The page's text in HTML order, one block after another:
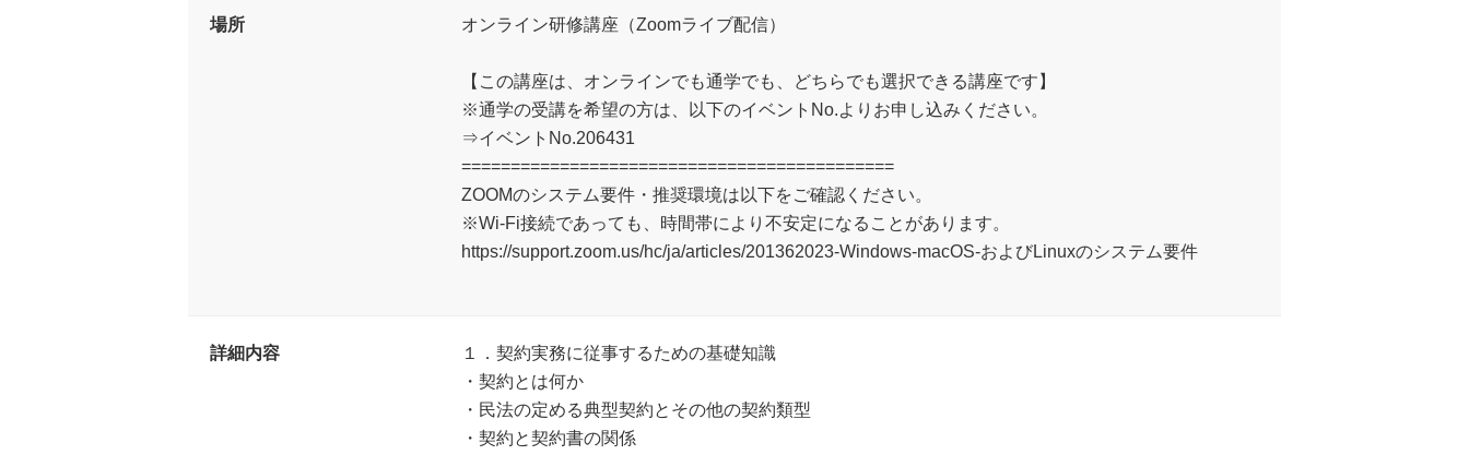
場所 オンライン研修講座（Zoomライブ配信）
【この講座は、オンラインでも通学でも、どちらでも選択できる講座です】
※通学の受講を希望の方は、以下のイベントNo.よりお申し込みください。
⇒イベントNo.206431
============================================
ZOOMのシステム要件・推奨環境は以下をご確認ください。
※Wi-Fi接続であっても、時間帯により不安定になることがあります。
https://support.zoom.us/hc/ja/articles/201362023-Windows-macOS-およびLinuxのシステム要件
詳細内容
１．契約実務に従事するための基礎知識
・契約とは何か
・民法の定める典型契約とその他の契約類型
・契約と契約書の関係